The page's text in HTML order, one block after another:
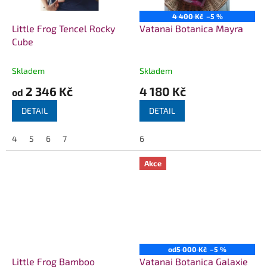
Little Frog Tencel Rocky
Cube
Skladem
od 2 346 Kč
DETAIL
4 5 6 7
4 400 Kč –5 %
Vatanai Botanica Mayra
Skladem
4 180 Kč
DETAIL
6
Little Frog Bamboo
Akce
od5 000 Kč –5 %
Vatanai Botanica Galaxie